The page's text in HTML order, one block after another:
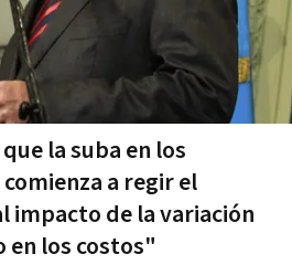
la suba en los
a regir el
impacto de la variación
en los costos"